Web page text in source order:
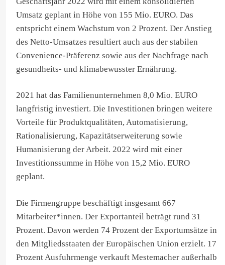
Umsatz geplant in Höhe von 155 Mio. EURO. Das
entspricht einem Wachstum von 2 Prozent. Der Anstieg
des Netto-Umsatzes resultiert auch aus der stabilen
Convenience-Präferenz sowie aus der Nachfrage nach
gesundheits- und klimabewusster Ernährung.
2021 hat das Familienunternehmen 8,0 Mio. EURO
langfristig investiert. Die Investitionen bringen weitere
Vorteile für Produktqualitäten, Automatisierung,
Rationalisierung, Kapazitätserweiterung sowie
Humanisierung der Arbeit. 2022 wird mit einer
Investitionssumme in Höhe von 15,2 Mio. EURO
geplant.
Die Firmengruppe beschäftigt insgesamt 667
Mitarbeiter*innen. Der Exportanteil beträgt rund 31
Prozent. Davon werden 74 Prozent der Exportumsätze in
den Mitgliedsstaaten der Europäischen Union erzielt. 17
Prozent Ausfuhrmenge verkauft Mestemacher außerhalb